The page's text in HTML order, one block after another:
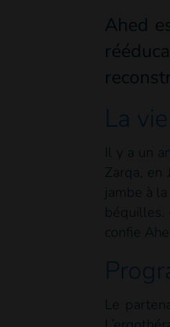
Ahed
La
Il y a un
Zarqa, en
jambe à
béquilles.
confie
Le